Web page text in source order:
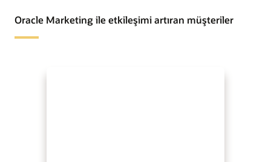
Oracle Marketing ile etkileşimi artıran müşteriler